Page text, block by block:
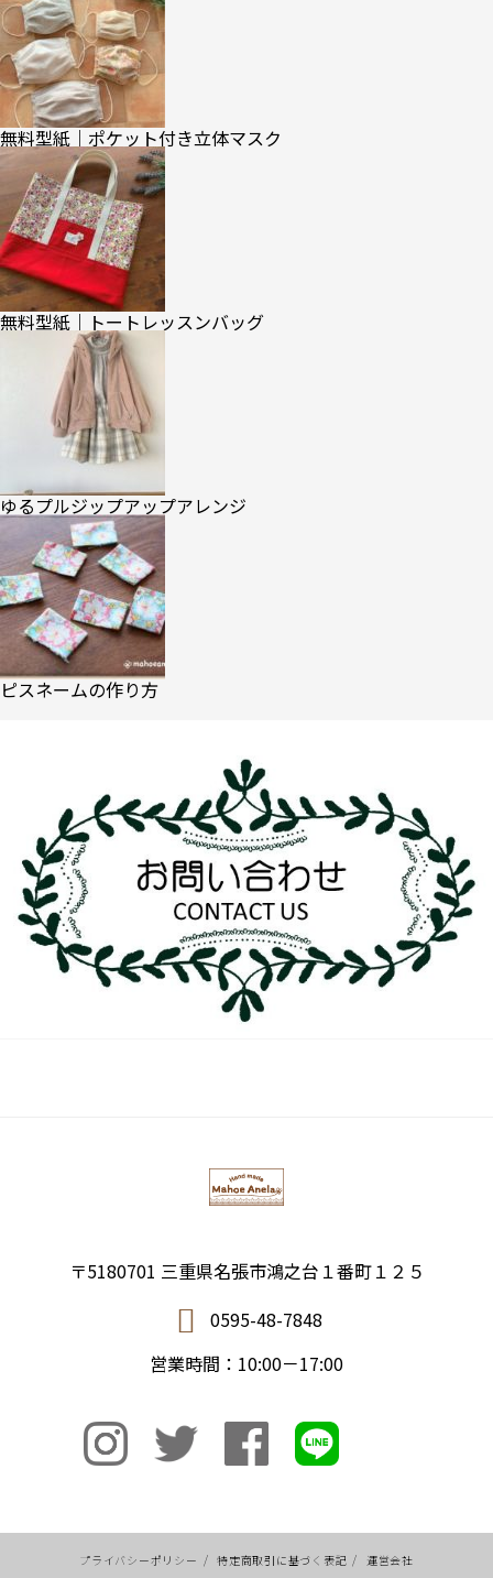
無料型紙｜ポケット付き立体マスク
無料型紙｜トートレッスンバッグ
ゆるプルジップアップアレンジ
ピスネームの作り方
〒5180701 三重県名張市鴻之台１番町１２５
0595-48-7848
営業時間：10:00－17:00
プライバシーポリシー / 特定商取引に基づく表記 / 運営会社